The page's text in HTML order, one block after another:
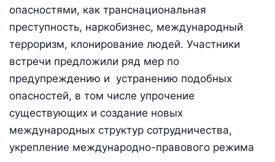
опасностями, как транснациональная
преступность, наркобизнес, международный
терроризм, клонирование людей. Участники
встречи предложили ряд мер по
предупреждению и устранению подобных
опасностей, в том числе упрочение
существующих и создание новых
международных структур сотрудничества,
укрепление международно-правового режима